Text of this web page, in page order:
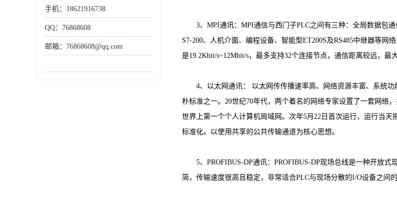
手机：18621916738
QQ：76868608
邮箱：76868608@qq.com
3、MPI通讯：MPI通信与西门子PLC之间有三种：全局数据包通
S7-200、人机介面、编程设备、智能型ET200S及RS485中继器等
是19.2Kbit/s~12Mbit/s，最多支持32个连接节点，通信距离较远，
4、以太网通讯： 以太网传传播速率高、网络资源丰富、系统功
朴标准之一。20世纪70年代，两个着名的网络专家设置了一套网络
世界上第一个个人计算机局域网。次年5月22日首次运行，运行当
标准化。以使用共享的公共传输通道为核心思想。
5、PROFIBUS-DP通讯：PROFIBUS-DP现场总线是一种开放式
简，传输速度很高且稳定，非常适合PLC与现场分散的I/O设备之间的